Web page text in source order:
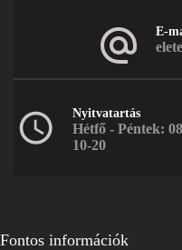
E-
Nyitvatartás
Hétfő - Péntek:
10-20
Fontos információk